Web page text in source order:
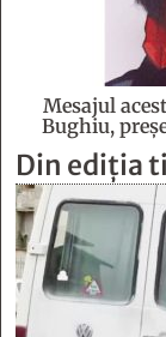
Mesajul
Bughiu,
Din ediția